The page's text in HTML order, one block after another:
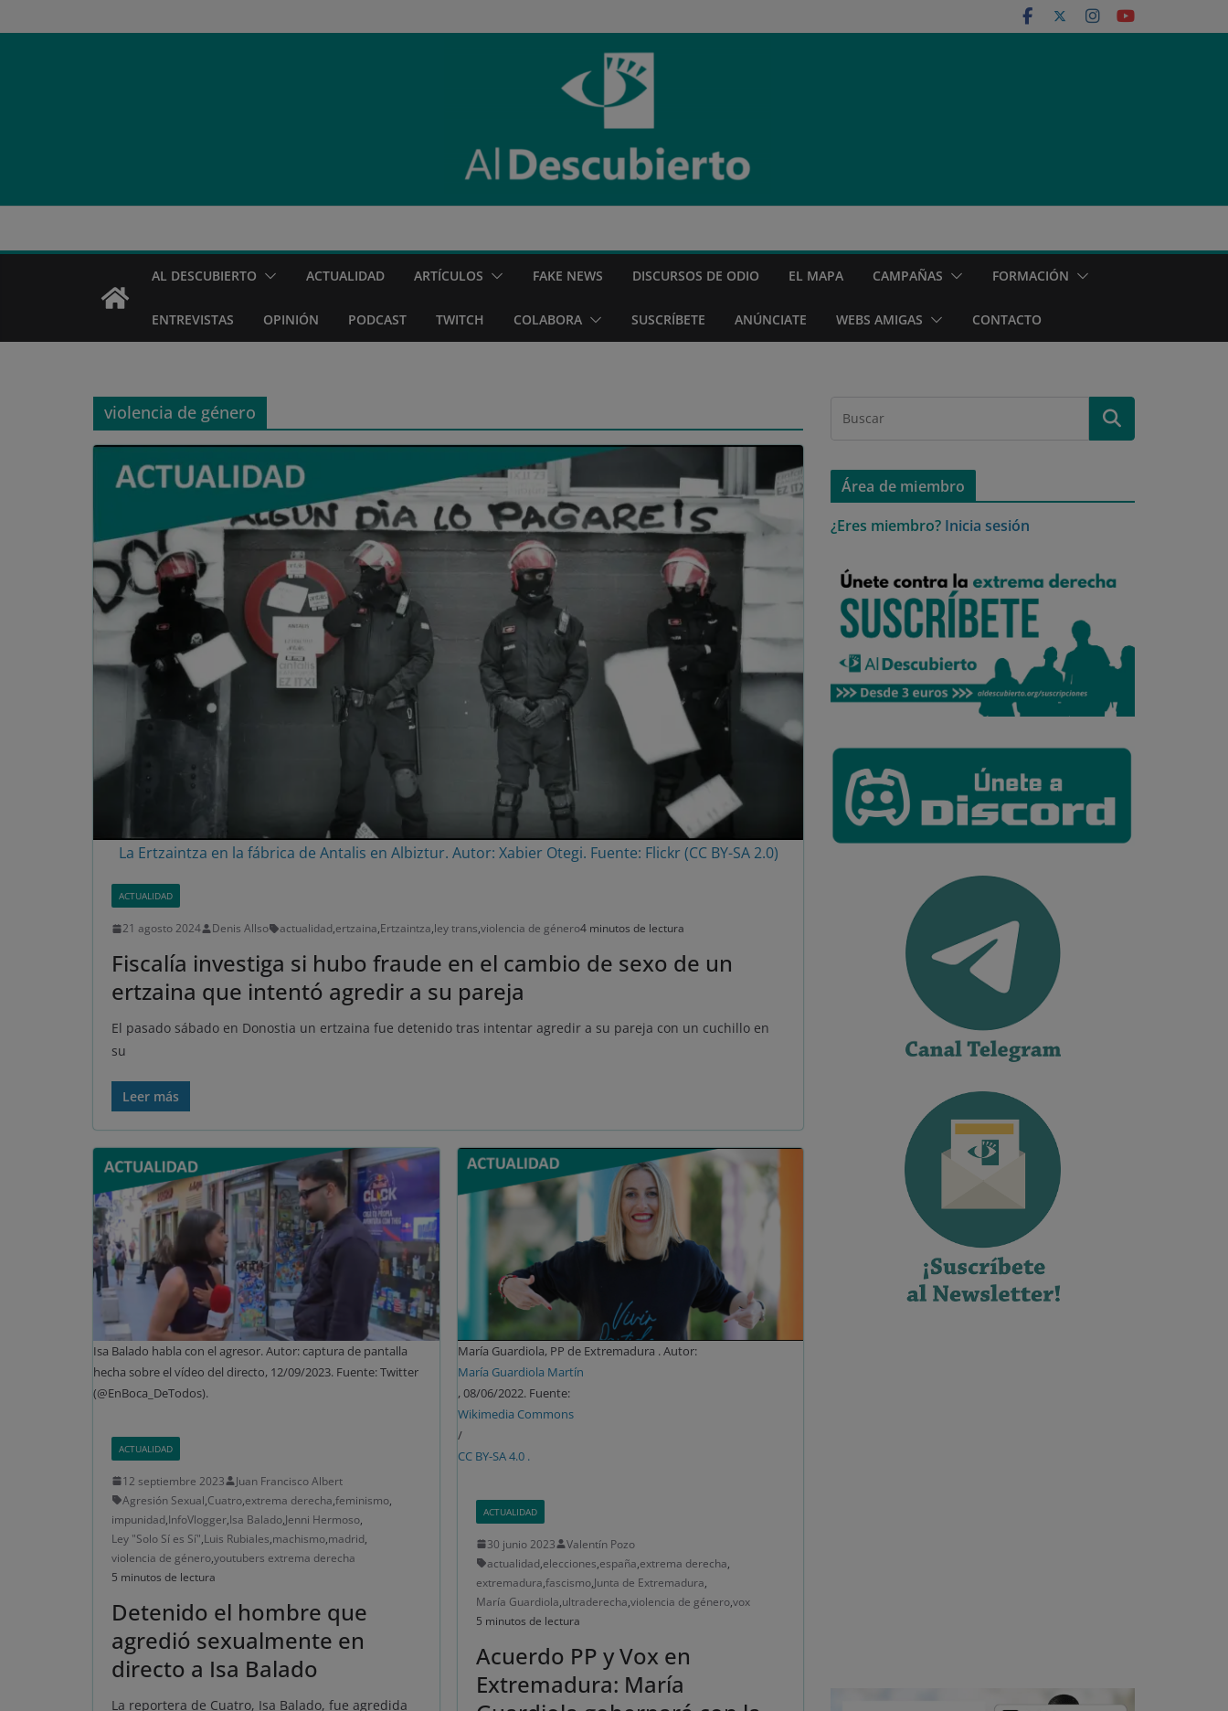
al
AL DESCUBIERTO ACTUALIDAD ARTÍCULOS FAKE NEWS DISCURSOS DE ODIO EL MAPA CAMPAÑAS FORMACIÓN
ENTREVISTAS OPINIÓN PODCAST TWITCH COLABORA SUSCRÍBETE ANÚNCIATE WEBS AMIGAS CONTACTO
violencia de género
La Ertzaintza en la fábrica de Antalis en Albiztur. Autor: Xabier Otegi. Fuente: Flickr (CC BY-SA 2.0)
ACTUALIDAD
21 agosto 2024 Denis Allso actualidad,ertzaina,Ertzaintza,ley trans,violencia de género4 minutos de lectura
Fiscalía investiga si hubo fraude en el cambio de sexo de un
ertzaina que intentó agredir a su pareja
El pasado sábado en Donostia un ertzaina fue detenido tras intentar agredir a su pareja con un cuchillo en
su
Leer más
Isa Balado habla con el agresor. Autor: captura de pantalla
hecha sobre el vídeo del directo, 12/09/2023. Fuente: Twitter
(@EnBoca_DeTodos).
ACTUALIDAD
12 septiembre 2023
Juan Francisco Albert
Agresión Sexual,Cuatro,extrema derecha,feminismo,
impunidad,InfoVlogger,Isa Balado,Jenni Hermoso,
Ley "Solo Sí es Sí",Luis Rubiales,machismo,madrid,
violencia de género,youtubers extrema derecha
5 minutos de lectura
Detenido el hombre que
agredió sexualmente en
directo a Isa Balado
La reportera de Cuatro, Isa Balado, fue agredida
María Guardiola, PP de Extremadura . Autor:
María Guardiola Martín
, 08/06/2022. Fuente:
Wikimedia Commons
/
CC BY-SA 4.0 .
ACTUALIDAD
30 junio 2023
Valentín Pozo
actualidad,elecciones,españa,extrema derecha,
extremadura,fascismo,Junta de Extremadura,
María Guardiola,ultraderecha,violencia de género,vox
5 minutos de lectura
Acuerdo PP y Vox en
Extremadura: María
Área de miembro
¿Eres miembro? Inicia sesión